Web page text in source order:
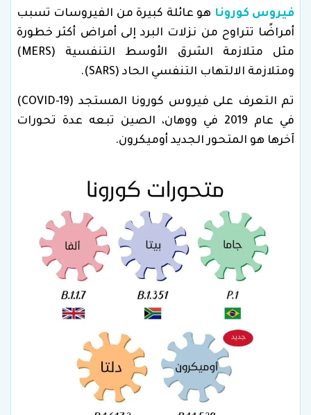
فيروس كورونا هو عائلة كبيرة من الفيروسات تسبب
أمراضًا تتراوح من نزلات البرد إلى أمراض أكثر خطورة
مثل متلازمة الشرق الأوسط التنفسية (MERS)
ومتلازمة الالتهاب التنفسي الحاد (SARS).
تم التعرف على فيروس كورونا المستجد (COVID-19)
في عام 2019 في ووهان، الصين تبعه عدة تحورات
آخرها هو المتحور الجديد أوميكرون.